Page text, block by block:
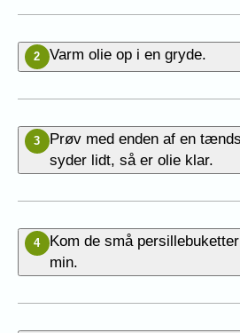
2 Varm olie op i en gryde.
3
Prøv med enden af en
syder lidt, så er olie klar.
4
Kom de små
min.